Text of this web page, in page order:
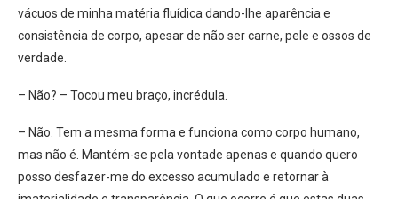
vácuos de minha matéria fluídica dando-lhe aparência e
consistência de corpo, apesar de não ser carne, pele e ossos de
verdade.
– Não? – Tocou meu braço, incrédula.
– Não. Tem a mesma forma e funciona como corpo humano,
mas não é. Mantém-se pela vontade apenas e quando quero
posso desfazer-me do excesso acumulado e retornar à